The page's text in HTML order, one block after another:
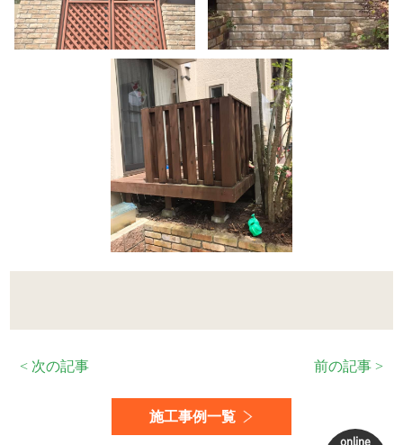
< 次の記事 前の記事 >
施工事例一覧
online